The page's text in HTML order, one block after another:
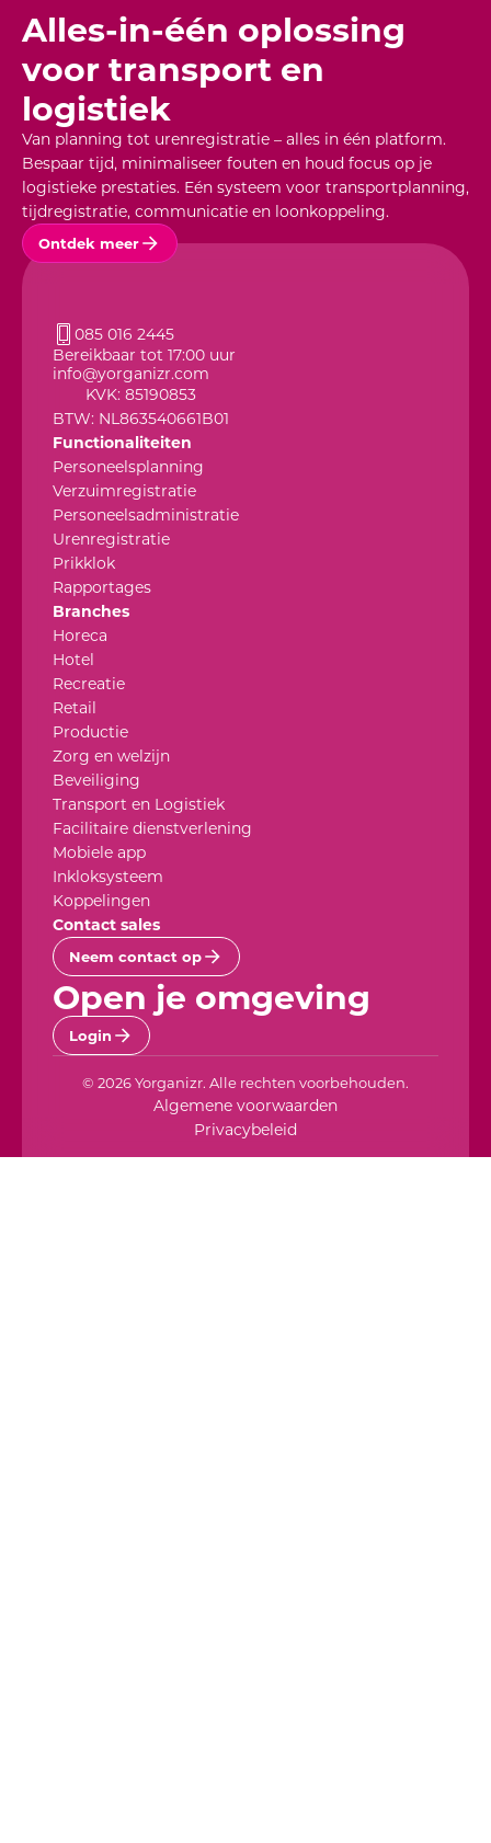
Alles-in-één oplossing
voor transport en
logistiek
Van planning tot urenregistratie – alles in één platform.
Bespaar tijd, minimaliseer fouten en houd focus op je
logistieke prestaties. Eén systeem voor transportplanning,
tijdregistratie, communicatie en loonkoppeling.
Ontdek meer
085 016 2445
Bereikbaar tot 17:00 uur
info@yorganizr.com
KVK: 85190853
BTW: NL863540661B01
Functionaliteiten
Personeelsplanning
Verzuimregistratie
Personeelsadministratie
Urenregistratie
Prikklok
Rapportages
Branches
Horeca
Hotel
Recreatie
Retail
Productie
Zorg en welzijn
Beveiliging
Transport en Logistiek
Facilitaire dienstverlening
Mobiele app
Inkloksysteem
Koppelingen
Contact sales
Neem contact op
Open je omgeving
Login
© 2026 Yorganizr. Alle rechten voorbehouden.
Algemene voorwaarden
Privacybeleid